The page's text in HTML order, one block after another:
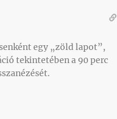
egy „zöld lapot”,
tekintetében a 90 perc